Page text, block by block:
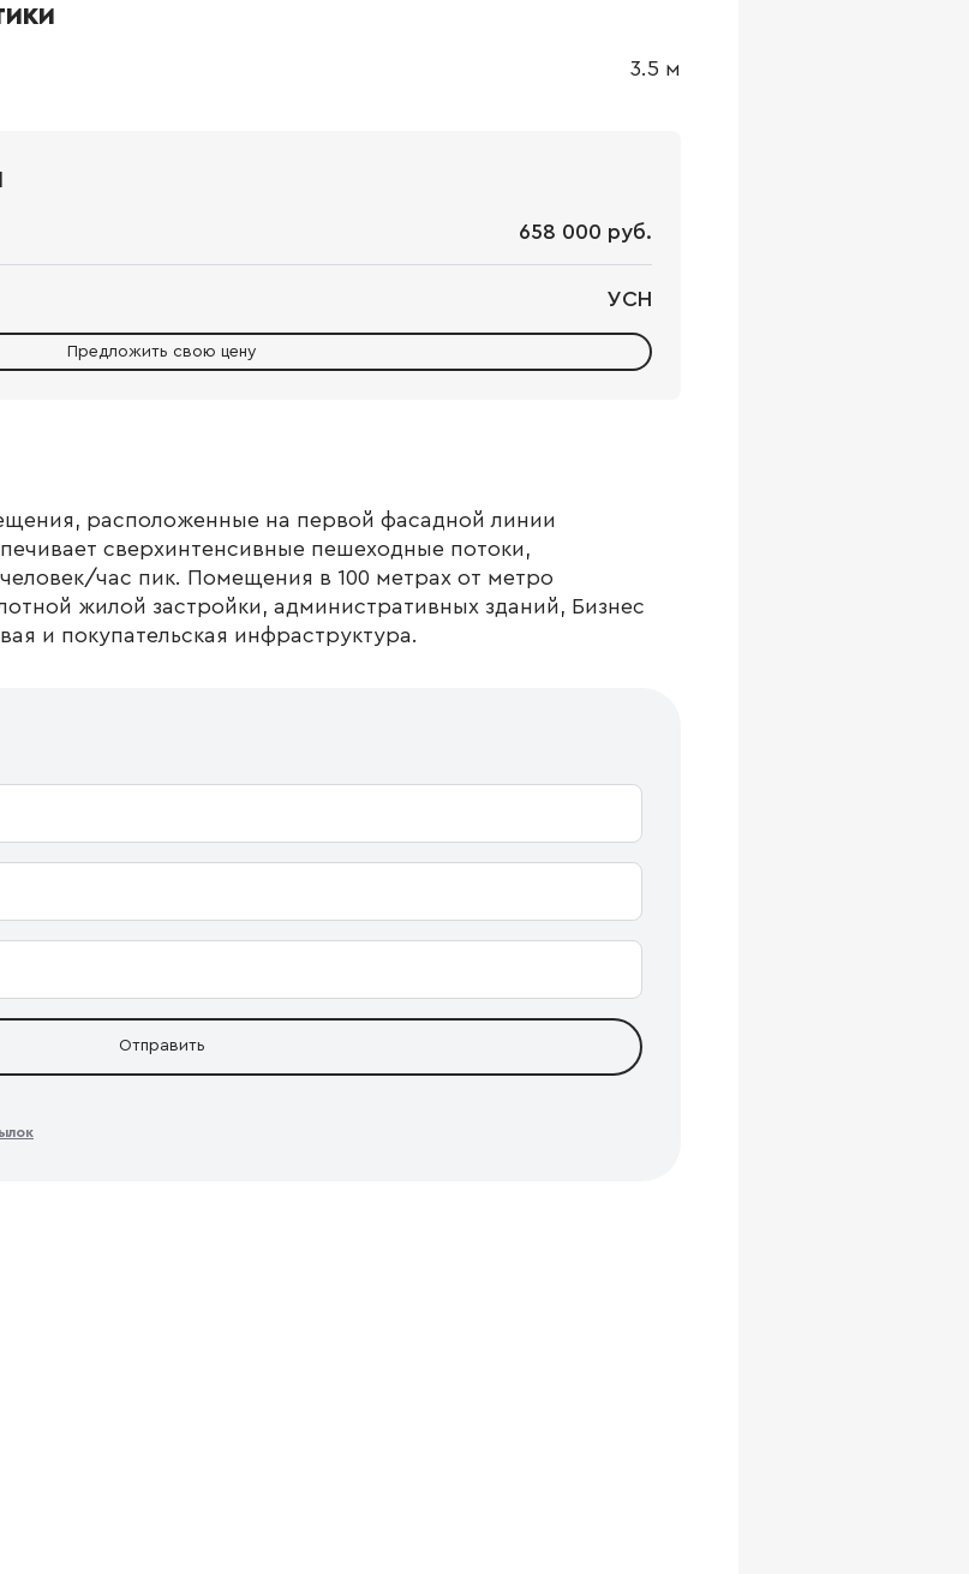
3.5 м
658 000 руб.
УСН
Предложить свою цену
расположенные на первой фасадной линии
сверхинтенсивные пешеходные потоки,
час пик. Помещения в 100 метрах от метро
жилой застройки, административных зданий, Бизнес
и покупательская инфраструктура.
Отправить